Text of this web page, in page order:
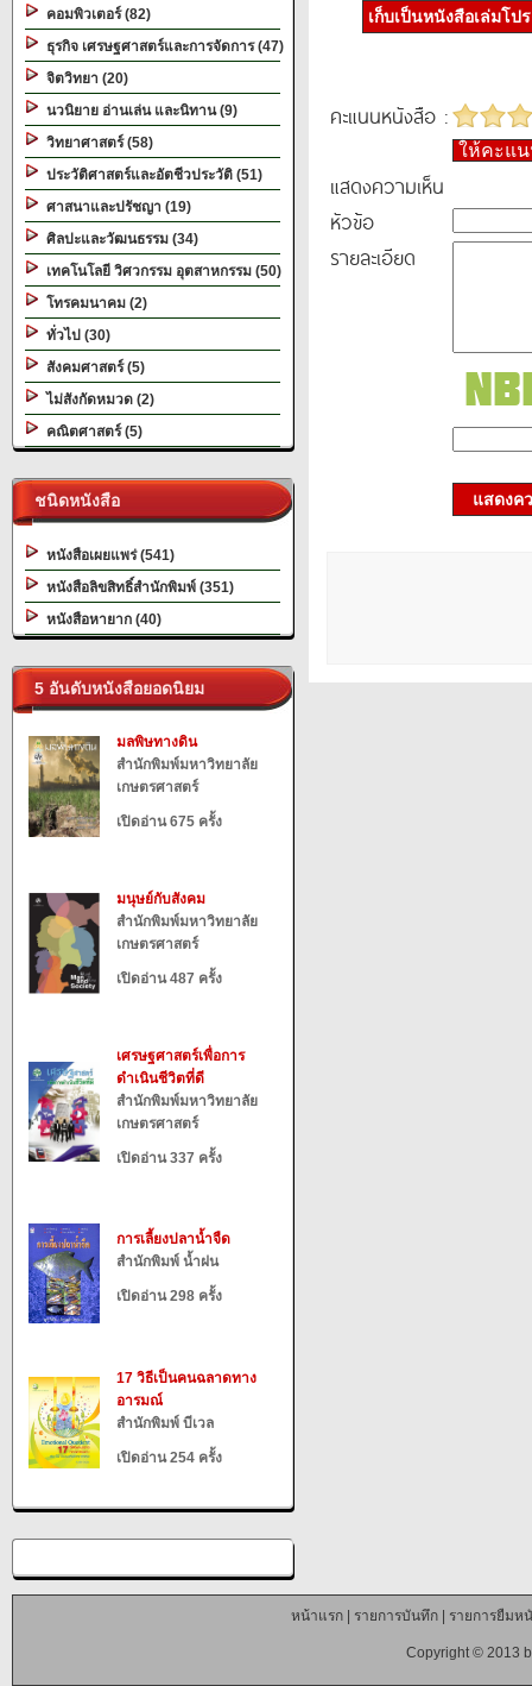
คอมพิวเตอร์ (82)
ธุรกิจ เศรษฐศาสตร์และการจัดการ (47)
จิตวิทยา (20)
นวนิยาย อ่านเล่น และนิทาน (9)
วิทยาศาสตร์ (58)
ประวัติศาสตร์และอัตชีวประวัติ (51)
ศาสนาและปรัชญา (19)
ศิลปะและวัฒนธรรม (34)
เทคโนโลยี วิศวกรรม อุตสาหกรรม (50)
โทรคมนาคม (2)
ทั่วไป (30)
สังคมศาสตร์ (5)
ไม่สังกัดหมวด (2)
คณิตศาสตร์ (5)
ชนิดหนังสือ
หนังสือเผยแพร่ (541)
หนังสือลิขสิทธิ์สำนักพิมพ์ (351)
หนังสือหายาก (40)
5 อันดับหนังสือยอดนิยม
มลพิษทางดิน
สำนักพิมพ์มหาวิทยาลัย
เกษตรศาสตร์
เปิดอ่าน 675 ครั้ง
มนุษย์กับสังคม
สำนักพิมพ์มหาวิทยาลัย
เกษตรศาสตร์
เปิดอ่าน 487 ครั้ง
เศรษฐศาสตร์เพื่อการ
ดำเนินชีวิตที่ดี
สำนักพิมพ์มหาวิทยาลัย
เกษตรศาสตร์
เปิดอ่าน 337 ครั้ง
การเลี้ยงปลาน้ำจืด
สำนักพิมพ์ น้ำฝน
เปิดอ่าน 298 ครั้ง
17 วิธีเป็นคนฉลาดทาง
อารมณ์
สำนักพิมพ์ บีเวล
เปิดอ่าน 254 ครั้ง
เก็บเป็นหนังสือเล่มโป
คะแนนหนังสือ :
ให้คะแ
แสดงความเห็น
หัวข้อ
รายละเอียด
แสดงค
หน้าแรก| รายการบันทึก| รายการยืมห
Copyright © 2013